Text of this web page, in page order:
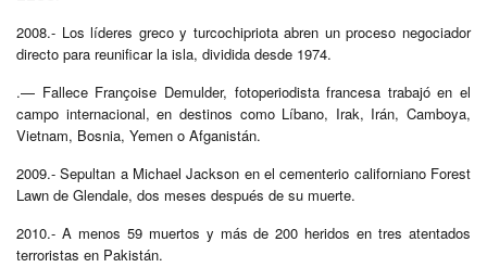
2008.- Los líderes greco y turcochipriota abren un proceso negociador
directo para reunificar la isla, dividida desde 1974.
.— Fallece Françoise Demulder, fotoperiodista francesa trabajó en el
campo internacional, en destinos como Líbano, Irak, Irán, Camboya,
Vietnam, Bosnia, Yemen o Afganistán.
2009.- Sepultan a Michael Jackson en el cementerio californiano Forest
Lawn de Glendale, dos meses después de su muerte.
2010.- A menos 59 muertos y más de 200 heridos en tres atentados
terroristas en Pakistán.